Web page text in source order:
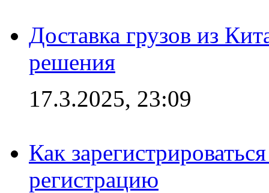
Доставка грузов из
решения
17.3.2025, 23:09
Как
регистрацию